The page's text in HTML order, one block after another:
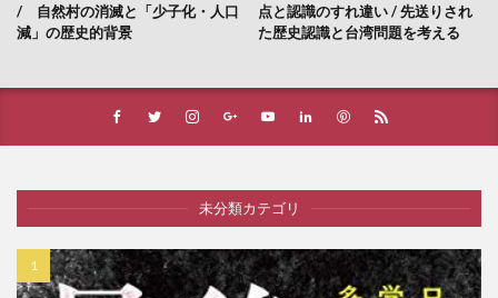
/ 自然村の消滅と「少子化・人口
減」の歴史的背景
点と認識のすれ違い / 先送りされ
た歴史認識と台湾問題を考える
未分類カテゴリ